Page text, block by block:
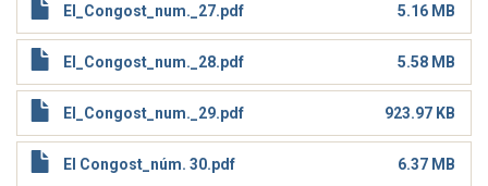
El_Congost_num._27.pdf 5.16 MB
El_Congost_num._28.pdf 5.58 MB
El_Congost_num._29.pdf 923.97 KB
El Congost_núm. 30.pdf 6.37 MB